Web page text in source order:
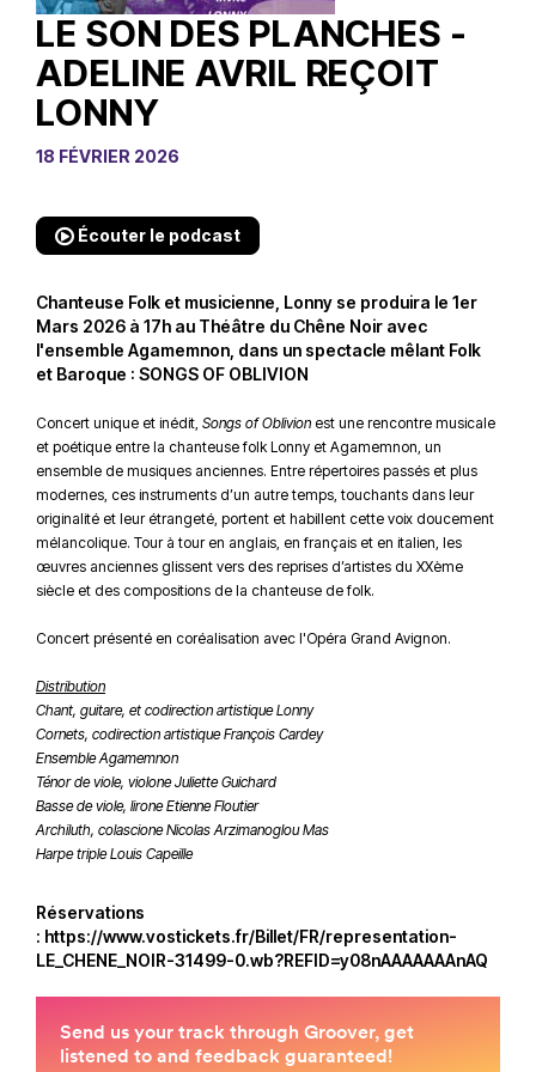
LE SON DES PLANCHES -
ADELINE AVRIL REÇOIT
LONNY
18 FÉVRIER 2026
Écouter le podcast
Chanteuse Folk et musicienne, Lonny se produira le 1er
Mars 2026 à 17h au Théâtre du Chêne Noir avec
l'ensemble Agamemnon, dans un spectacle mêlant Folk
et Baroque : SONGS OF OBLIVION
Concert unique et inédit, Songs of Oblivion est une rencontre musicale
et poétique entre la chanteuse folk Lonny et Agamemnon, un
ensemble de musiques anciennes. Entre répertoires passés et plus
modernes, ces instruments d’un autre temps, touchants dans leur
originalité et leur étrangeté, portent et habillent cette voix doucement
mélancolique. Tour à tour en anglais, en français et en italien, les
œuvres anciennes glissent vers des reprises d’artistes du XXème
siècle et des compositions de la chanteuse de folk.
Concert présenté en coréalisation avec l'Opéra Grand Avignon.
Distribution
Chant, guitare, et codirection artistique Lonny
Cornets, codirection artistique François Cardey
Ensemble Agamemnon
Ténor de viole, violone Juliette Guichard
Basse de viole, lirone Etienne Floutier
Archiluth, colascione Nicolas Arzimanoglou Mas
Harpe triple Louis Capeille
Réservations
: https://www.vostickets.fr/Billet/FR/representation-
LE_CHENE_NOIR-31499-0.wb?REFID=y08nAAAAAAAnAQ